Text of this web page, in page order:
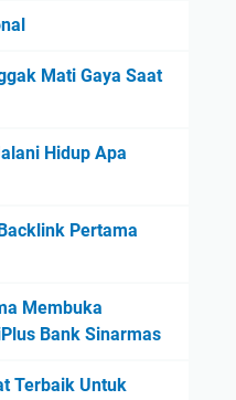
Mati Gaya Saat
Hidup Apa
Pertama
Membuka
Bank Sinarmas
Terbaik Untuk